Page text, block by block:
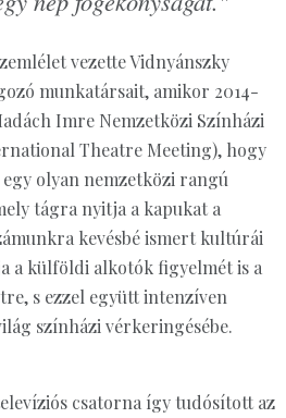
vezette Vidnyánszky
munkatársait, amikor 2014-
Imre Nemzetközi Színházi
Theatre Meeting), hogy
olyan nemzetközi rangú
tágra nyitja a kapukat a
kevésbé ismert kultúrái
a külföldi alkotók figyelmét is a
s ezzel együtt intenzíven
színházi vérkeringésébe.
csatorna így tudósított az